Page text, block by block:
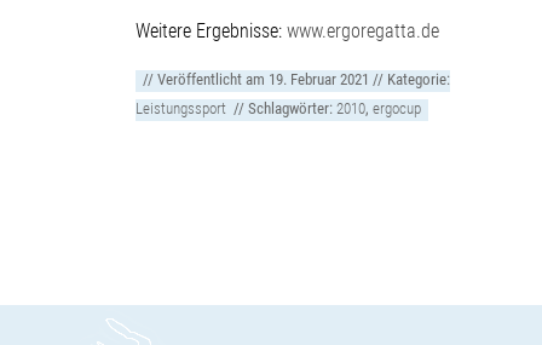
Weitere Ergebnisse: www.ergoregatta.de
// Veröffentlicht am 19. Februar 2021 // Kategorie:
Leistungssport // Schlagwörter: 2010, ergocup